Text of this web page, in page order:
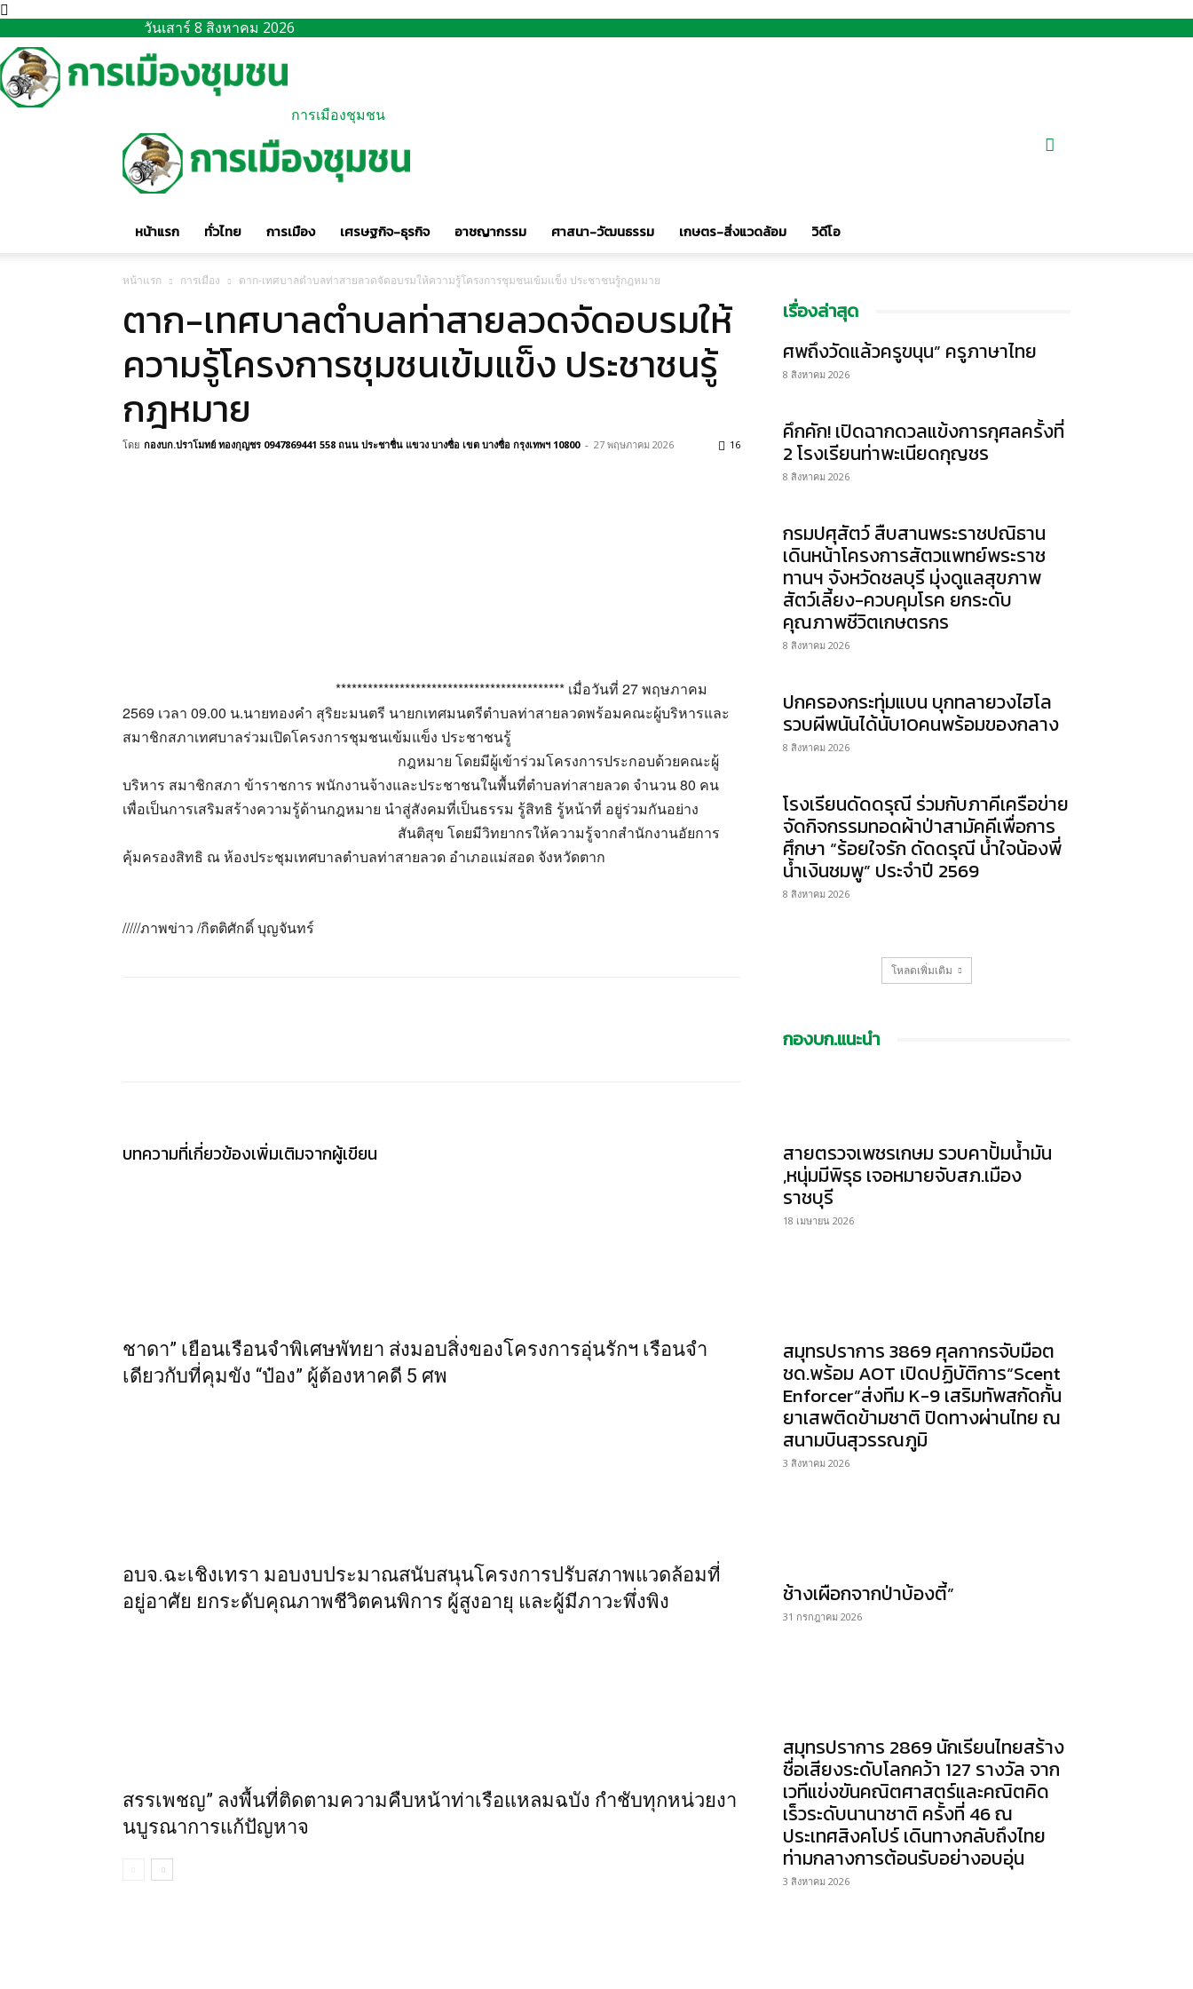
วันเสาร์ 8 สิงหาคม 2026
การเมืองชุมชน
หน้าแรก ทั่วไทย การเมือง เศรษฐกิจ-ธุรกิจ อาชญากรรม ศาสนา-วัฒนธรรม เกษตร-สิ่งแวดล้อม วิดีโอ
หน้าแรก การเมือง ตาก-เทศบาลตำบลท่าสายลวดจัดอบรมให้ความรู้โครงการชุมชนเข้มแข็ง ประชาชนรู้กฎหมาย
ตาก-เทศบาลตำบลท่าสายลวดจัดอบรมให้
ความรู้โครงการชุมชนเข้มแข็ง ประชาชนรู้
กฎหมาย
โดย กองบก.ปราโมทย์ ทองกุญชร 0947869441 558 ถนน ประชาชื่น แขวง บางซื่อ เขต บางซื่อ กรุงเทพฯ 10800 - 27 พฤษภาคม 2026 16
******************************************* เมื่อวันที่ 27 พฤษภาคม
2569 เวลา 09.00 น.นายทองคำ สุริยะมนตรี นายกเทศมนตรีตำบลท่าสายลวดพร้อมคณะผู้บริหารและ
สมาชิกสภาเทศบาลร่วมเปิดโครงการชุมชนเข้มแข็ง ประชาชนรู้
กฎหมาย โดยมีผู้เข้าร่วมโครงการประกอบด้วยคณะผู้
บริหาร สมาชิกสภา ข้าราชการ พนักงานจ้างและประชาชนในพื้นที่ตำบลท่าสายลวด จำนวน 80 คน
เพื่อเป็นการเสริมสร้างความรู้ด้านกฎหมาย นำสู่สังคมที่เป็นธรรม รู้สิทธิ รู้หน้าที่ อยู่ร่วมกันอย่าง
สันติสุข โดยมีวิทยากรให้ความรู้จากสำนักงานอัยการ
คุ้มครองสิทธิ ณ ห้องประชุมเทศบาลตำบลท่าสายลวด อำเภอแม่สอด จังหวัดตาก
/////ภาพข่าว /กิตติศักดิ์ บุญจันทร์
บทความที่เกี่ยวข้องเพิ่มเติมจากผู้เขียน
ชาดา” เยือนเรือนจำพิเศษพัทยา ส่งมอบสิ่งของโครงการอุ่นรักฯ เรือนจำ
เดียวกับที่คุมขัง “ป๋อง” ผู้ต้องหาคดี 5 ศพ
อบจ.ฉะเชิงเทรา มอบงบประมาณสนับสนุนโครงการปรับสภาพแวดล้อมที่
อยู่อาศัย ยกระดับคุณภาพชีวิตคนพิการ ผู้สูงอายุ และผู้มีภาวะพึ่งพิง
สรรเพชญ” ลงพื้นที่ติดตามความคืบหน้าท่าเรือแหลมฉบัง กำชับทุกหน่วยงา
นบูรณาการแก้ปัญหาจ
เรื่องล่าสุด
ศพถึงวัดแล้วครูขนุน” ครูภาษาไทย
8 สิงหาคม 2026
คึกคัก! เปิดฉากดวลแข้งการกุศลครั้งที่
2 โรงเรียนท่าพะเนียดกุญชร
8 สิงหาคม 2026
กรมปศุสัตว์ สืบสานพระราชปณิธาน
เดินหน้าโครงการสัตวแพทย์พระราช
ทานฯ จังหวัดชลบุรี มุ่งดูแลสุขภาพ
สัตว์เลี้ยง-ควบคุมโรค ยกระดับ
คุณภาพชีวิตเกษตรกร
8 สิงหาคม 2026
ปกครองกระทุ่มแบน บุกทลายวงไฮโล
รวบผีพนันได้นับ10คนพร้อมของกลาง
8 สิงหาคม 2026
โรงเรียนดัดดรุณี ร่วมกับภาคีเครือข่าย
จัดกิจกรรมทอดผ้าป่าสามัคคีเพื่อการ
ศึกษา “ร้อยใจรัก ดัดดรุณี น้ำใจน้องพี่
น้ำเงินชมพู” ประจำปี 2569
8 สิงหาคม 2026
โหลดเพิ่มเติม
กองบก.แนะนำ
สายตรวจเพชรเกษม รวบคาปั้มน้ำมัน
,หนุ่มมีพิรุธ เจอหมายจับสภ.เมือง
ราชบุรี
18 เมษายน 2026
สมุทรปราการ 3869 ศุลกากรจับมือต
ชด.พร้อม AOT เปิดปฏิบัติการ“Scent
Enforcer”ส่งทีม K-9 เสริมทัพสกัดกั้น
ยาเสพติดข้ามชาติ ปิดทางผ่านไทย ณ
สนามบินสุวรรณภูมิ
3 สิงหาคม 2026
ช้างเผือกจากป่าบ้องตี้”
31 กรกฎาคม 2026
สมุทรปราการ 2869 นักเรียนไทยสร้าง
ชื่อเสียงระดับโลกคว้า 127 รางวัล จาก
เวทีแข่งขันคณิตศาสตร์และคณิตคิด
เร็วระดับนานาชาติ ครั้งที่ 46 ณ
ประเทศสิงคโปร์ เดินทางกลับถึงไทย
ท่ามกลางการต้อนรับอย่างอบอุ่น
3 สิงหาคม 2026